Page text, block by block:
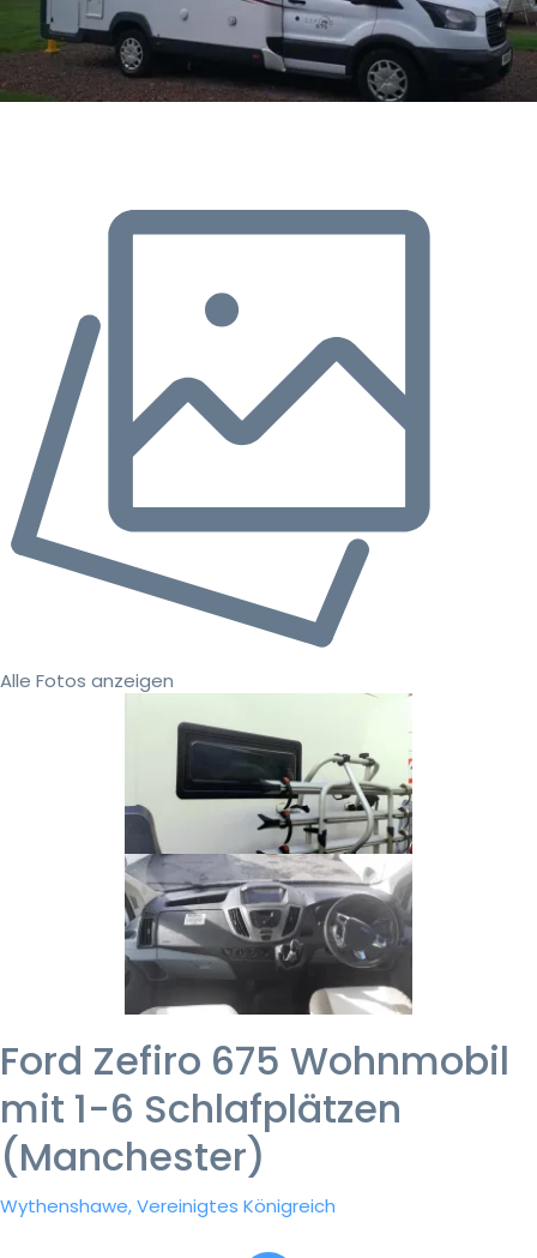
Alle Fotos anzeigen
Ford Zefiro 675 Wohnmobil
mit 1-6 Schlafplätzen
(Manchester)
Wythenshawe, Vereinigtes Königreich